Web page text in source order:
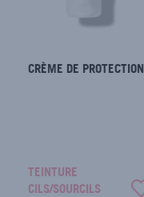
CRÈME DE PROTECTION
TEINTURE
CILS/SOURCILS